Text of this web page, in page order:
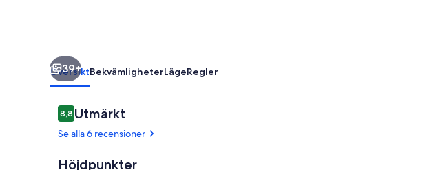
39+
ÖversiktBekvämligheterLägeRegler
Recensioner
8,88,8 av 10,
Utmärkt
Se alla 6 recensioner
Höjdpunkter